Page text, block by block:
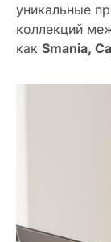
уникальные
коллекций
как Smania,